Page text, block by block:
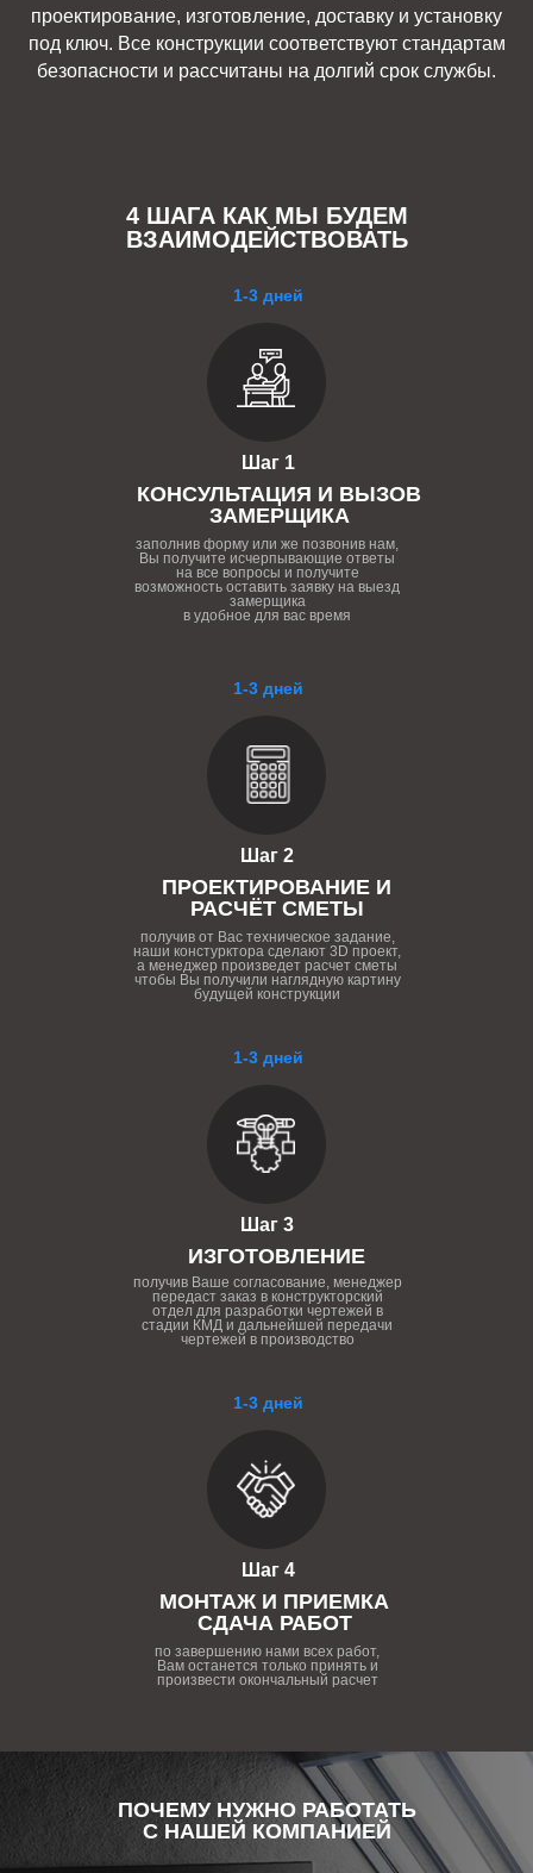
проектирование, изготовление, доставку и установку
под ключ. Все конструкции соответствуют стандартам
безопасности и рассчитаны на долгий срок службы.
4 ШАГА КАК МЫ БУДЕМ
ВЗАИМОДЕЙСТВОВАТЬ
1-3 дней
Шаг 4
МОНТАЖ И ПРИЕМКА
СДАЧА РАБОТ
по завершению нами всех работ,
Вам останется только принять и
произвести окончальный расчет
1-3 дней
Шаг 3
ИЗГОТОВЛЕНИЕ
получив Ваше согласование, менеджер
передаст заказ в конструкторский
отдел для разработки чертежей в
стадии КМД и дальнейшей передачи
чертежей в производство
1-3 дней
Шаг 2
ПРОЕКТИРОВАНИЕ И
РАСЧЁТ СМЕТЫ
получив от Вас техническое задание,
наши констурктора сделают 3D проект,
а менеджер произведет расчет сметы
чтобы Вы получили наглядную картину
будущей конструкции
1-3 дней
Шаг 1
КОНСУЛЬТАЦИЯ И ВЫЗОВ
ЗАМЕРЩИКА
заполнив форму или же позвонив нам,
Вы получите исчерпывающие ответы
на все вопросы и получите
возможность оставить заявку на выезд
замерщика
в удобное для вас время
ПОЧЕМУ НУЖНО РАБОТАТЬ
С НАШЕЙ КОМПАНИЕЙ